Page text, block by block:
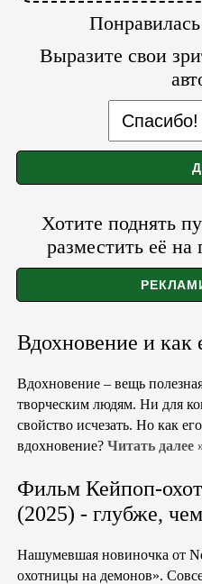
Выразите свои
Хотите поднять
разместить её на
Вдохновение и как
Вдохновение – вещь
творческим людям. Ни для
свойство исчезать. Но как
вдохновение? Читать далее
Фильм Кейпоп-
(2025) - глубже,
Нашумевшая новиночка от
охотницы на демонов».